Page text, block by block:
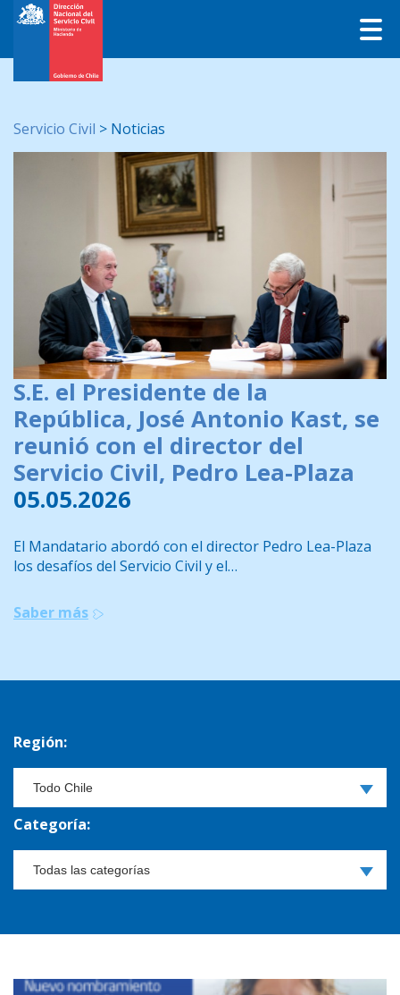
Servicio Civil > Noticias
S.E. el Presidente de la
República, José Antonio Kast, se
reunió con el director del
Servicio Civil, Pedro Lea-Plaza
05.05.2026
El Mandatario abordó con el director Pedro Lea-Plaza
los desafíos del Servicio Civil y el…
Saber más
Región:
Categoría: